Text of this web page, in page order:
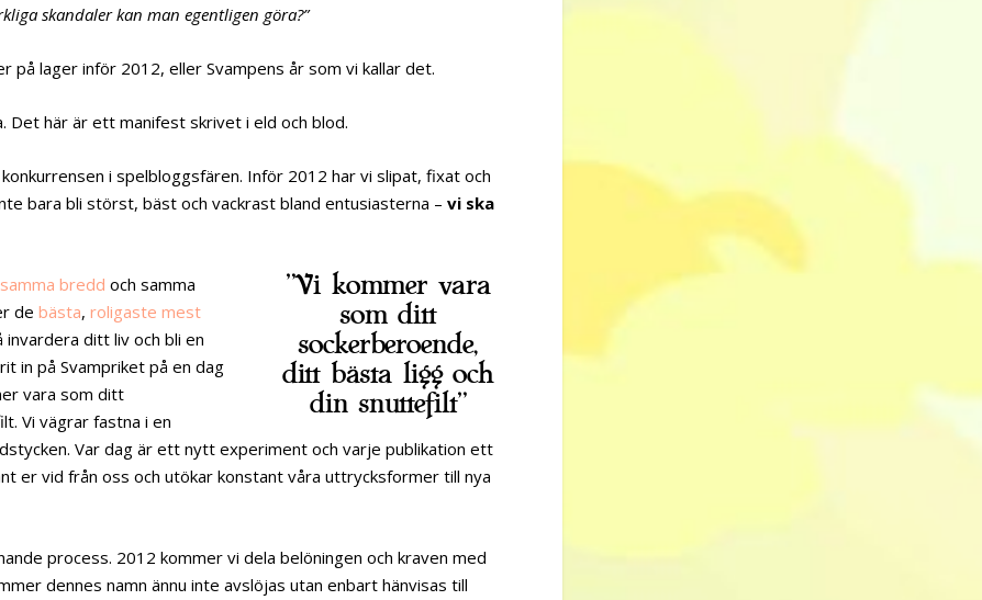
skandaler kan man egentligen göra?”
på lager inför 2012, eller Svampens år som vi kallar det.
Det här är ett manifest skrivet i eld och blod.
i spelbloggsfären. Inför 2012 har vi slipat, fixat och
bara bli störst, bäst och vackrast bland entusiasterna –vi ska
”Vi kommer vara
som ditt
sockerberoende,
ditt bästa ligg och
din snuttefilt”
samma bredd och samma
debästa,roligaste mest
invardera ditt liv och bli en
in på Svampriket på en dag
vara som ditt
Vi vägrar fastna i en
Var dag är ett nytt experiment och varje publikation ett
er vid från oss och utökar konstant våra uttrycksformer till nya
process. 2012 kommer vi dela belöningen och kraven med
dennes namn ännu inte avslöjas utan enbart hänvisas till